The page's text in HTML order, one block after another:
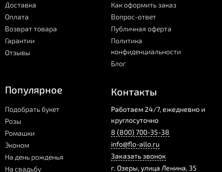
Зимой корзину чаще всего наполняют яблоками, бананами,
гранатами. Летом можно дарить абрикосы, клубнику, виноград.
Купить фруктовую корзину в Озерах вы можете в нашем
магазине. Всегда в наличии несколько видов вкусных и
Доставка
Оплата
Возврат товара
Гарантии
Отзывы
Как оформить заказ
Вопрос-ответ
Публичная оферта
Политика
конфиденциальности
Блог
Популярное
Подобрать букет
Розы
Ромашки
Эконом
На день рожденья
На свадьбу
Контакты
Работаем 24/7, ежедневно и
круглосуточно
8 (800) 700-35-38
info@flo-allo.ru
Заказать звонок
г.Озеры,улица Ленина, 35